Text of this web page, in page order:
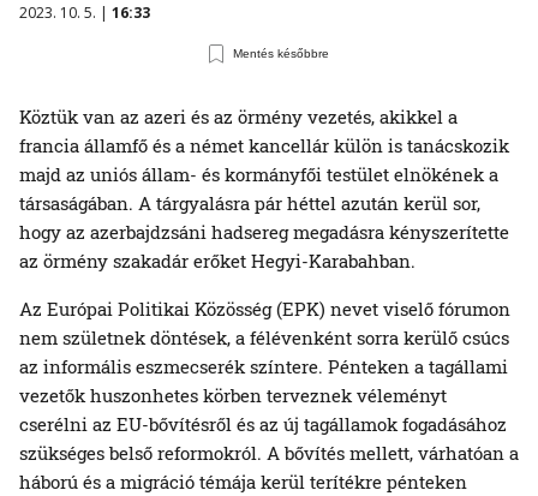
2023. 10. 5. | 16:33
Mentés későbbre
Köztük van az azeri és az örmény vezetés, akikkel a
francia államfő és a német kancellár külön is tanácskozik
majd az uniós állam- és kormányfői testület elnökének a
társaságában. A tárgyalásra pár héttel azután kerül sor,
hogy az azerbajdzsáni hadsereg megadásra kényszerítette
az örmény szakadár erőket Hegyi-Karabahban.
Az Európai Politikai Közösség (EPK) nevet viselő fórumon
nem születnek döntések, a félévenként sorra kerülő csúcs
az informális eszmecserék színtere. Pénteken a tagállami
vezetők huszonhetes körben terveznek véleményt
cserélni az EU-bővítésről és az új tagállamok fogadásához
szükséges belső reformokról. A bővítés mellett, várhatóan a
háború és a migráció témája kerül terítékre pénteken